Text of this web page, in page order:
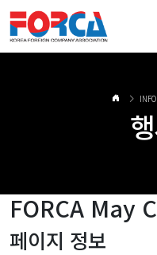
FORCA May
페이지 정보